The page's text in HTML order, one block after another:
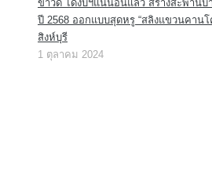
ข่าวดี ได้งบฯแน่นอนแล้ว สร้างสะพานบ
ปี 2568 ออกแบบสุดหรู “สลิงแขวนคาน
สิงห์บุรี
1 ตุลาคม 2024